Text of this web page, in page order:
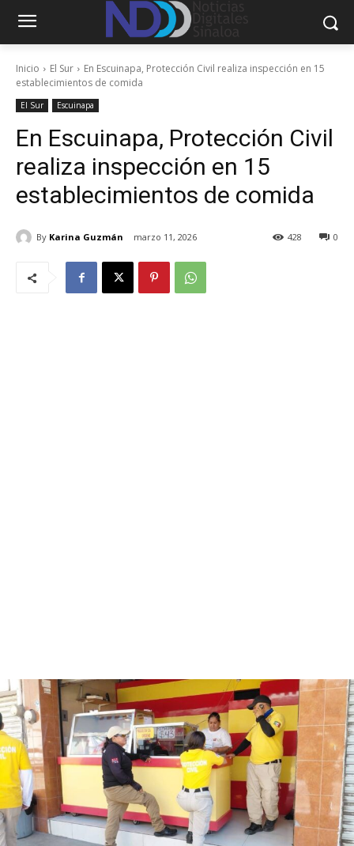
Inicio El Sur
En Escuinapa, Protección Civil realiza inspección en 15
establecimientos de comida
El Sur Escuinapa
En Escuinapa, Protección Civil
realiza inspección en 15
establecimientos de comida
By Karina Guzmán marzo 11, 2026 0
428